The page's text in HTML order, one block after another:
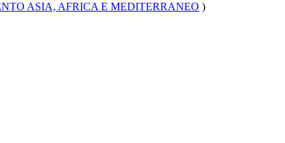
ASIA, AFRICA E MEDITERRANEO )